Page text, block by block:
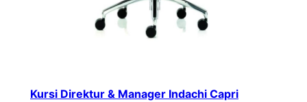
Kursi Direktur & Manager Indachi Capri